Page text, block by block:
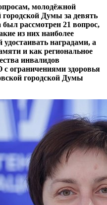
молодёжной
Думы за девять
рассмотрен 21 вопрос,
из них наиболее
наградами, а
и как региональное
инвалидов
ограничениями здоровья
городской Думы